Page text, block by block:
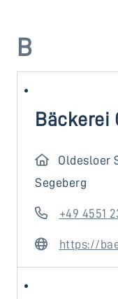
B
Bäckerei
Oldesloer
Segeberg
+49 4551
https://